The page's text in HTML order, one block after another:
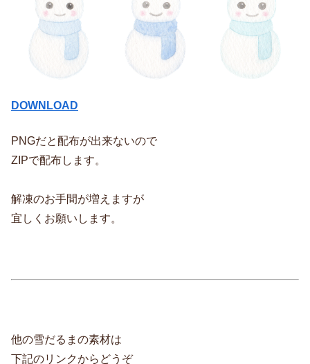
DOWNLOAD
PNGだと配布が出来ないので
ZIPで配布します。
解凍のお手間が増えますが
宜しくお願いします。
他の雪だるまの素材は
下記のリンクからどうぞ